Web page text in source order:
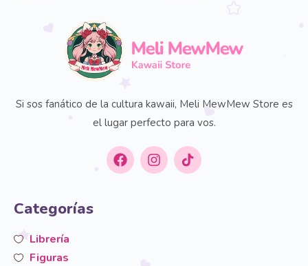
Si sos fanático de la cultura kawaii, Meli MewMew Store es
el lugar perfecto para vos.
Categorías
Librería
Figuras